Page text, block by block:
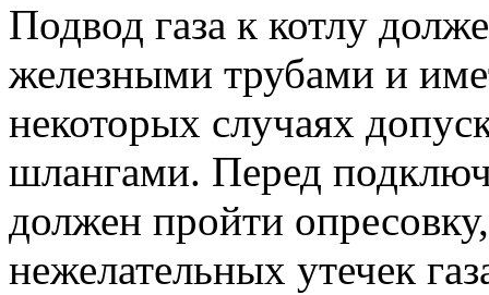
Подвод газа к котлу
железными трубами и
некоторых случаях
шлангами. Перед
должен пройти
нежелательных утечек